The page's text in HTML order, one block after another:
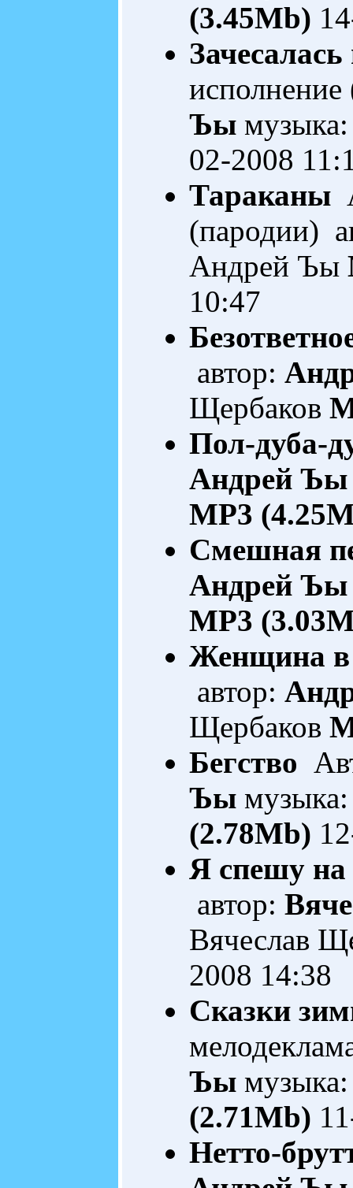
(3.45Mb)
Ъы
02-2008
Тараканы
(пародии)
Андрей Ъы
10:47
автор:
Щербаков
Пол-дуба-
Андрей Ъы
MP3
Смешная
Андрей Ъы
MP3
Женщина в
автор:
Щербаков
Бегство
Ъы
(2.78Mb)
Я спешу
автор:
Вячеслав
2008 14:38
Сказки
Ъы
(2.71Mb)
Нетто-